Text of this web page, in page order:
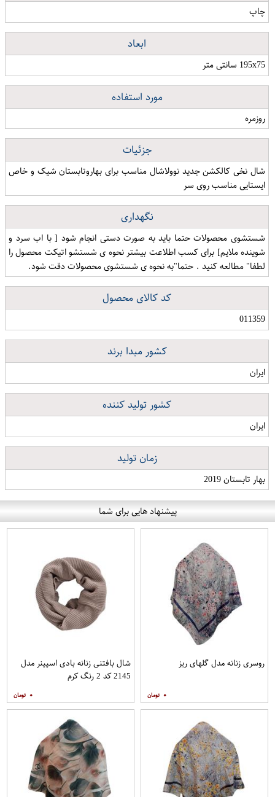
چاپ
ابعاد
195x75 سانتی متر
مورد استفاده
روزمره
جزئیات
شال نخی کالکشن جدید نوولاشال مناسب برای بهاروتابستان شیک و خاص
ایستایی مناسب روی سر
نگهداری
شستشوی محصولات حتما باید به صورت دستی انجام شود [ با اب سرد و
شوینده ملایم] برای کسب اطلاعت بیشتر نحوه ی شستشو اتیکت محصول را
لطفا" مطالعه کنید . حتما"به نحوه ی شستشوی محصولات دقت شود.
کد کالای محصول
011359
کشور مبدا برند
ایران
کشور تولید کننده
ایران
زمان تولید
بهار تابستان 2019
پیشنهاد هایی برای شما
روسری زنانه مدل گلهای ریز
۰
شال بافتنی زنانه بادی اسپینر مدل
2145 کد 2 رنگ کرم
۰